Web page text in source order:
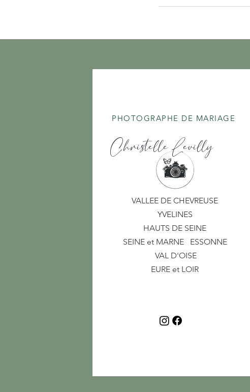
​PHOTOGRAPHE DE MARIAGE
VALLEE DE CHEVREUSE
YVELINES
HAUTS DE SEINE
SEINE et MARNE
ESSONNE
VAL D'OISE
EURE et LOIR
Christelle Levilly